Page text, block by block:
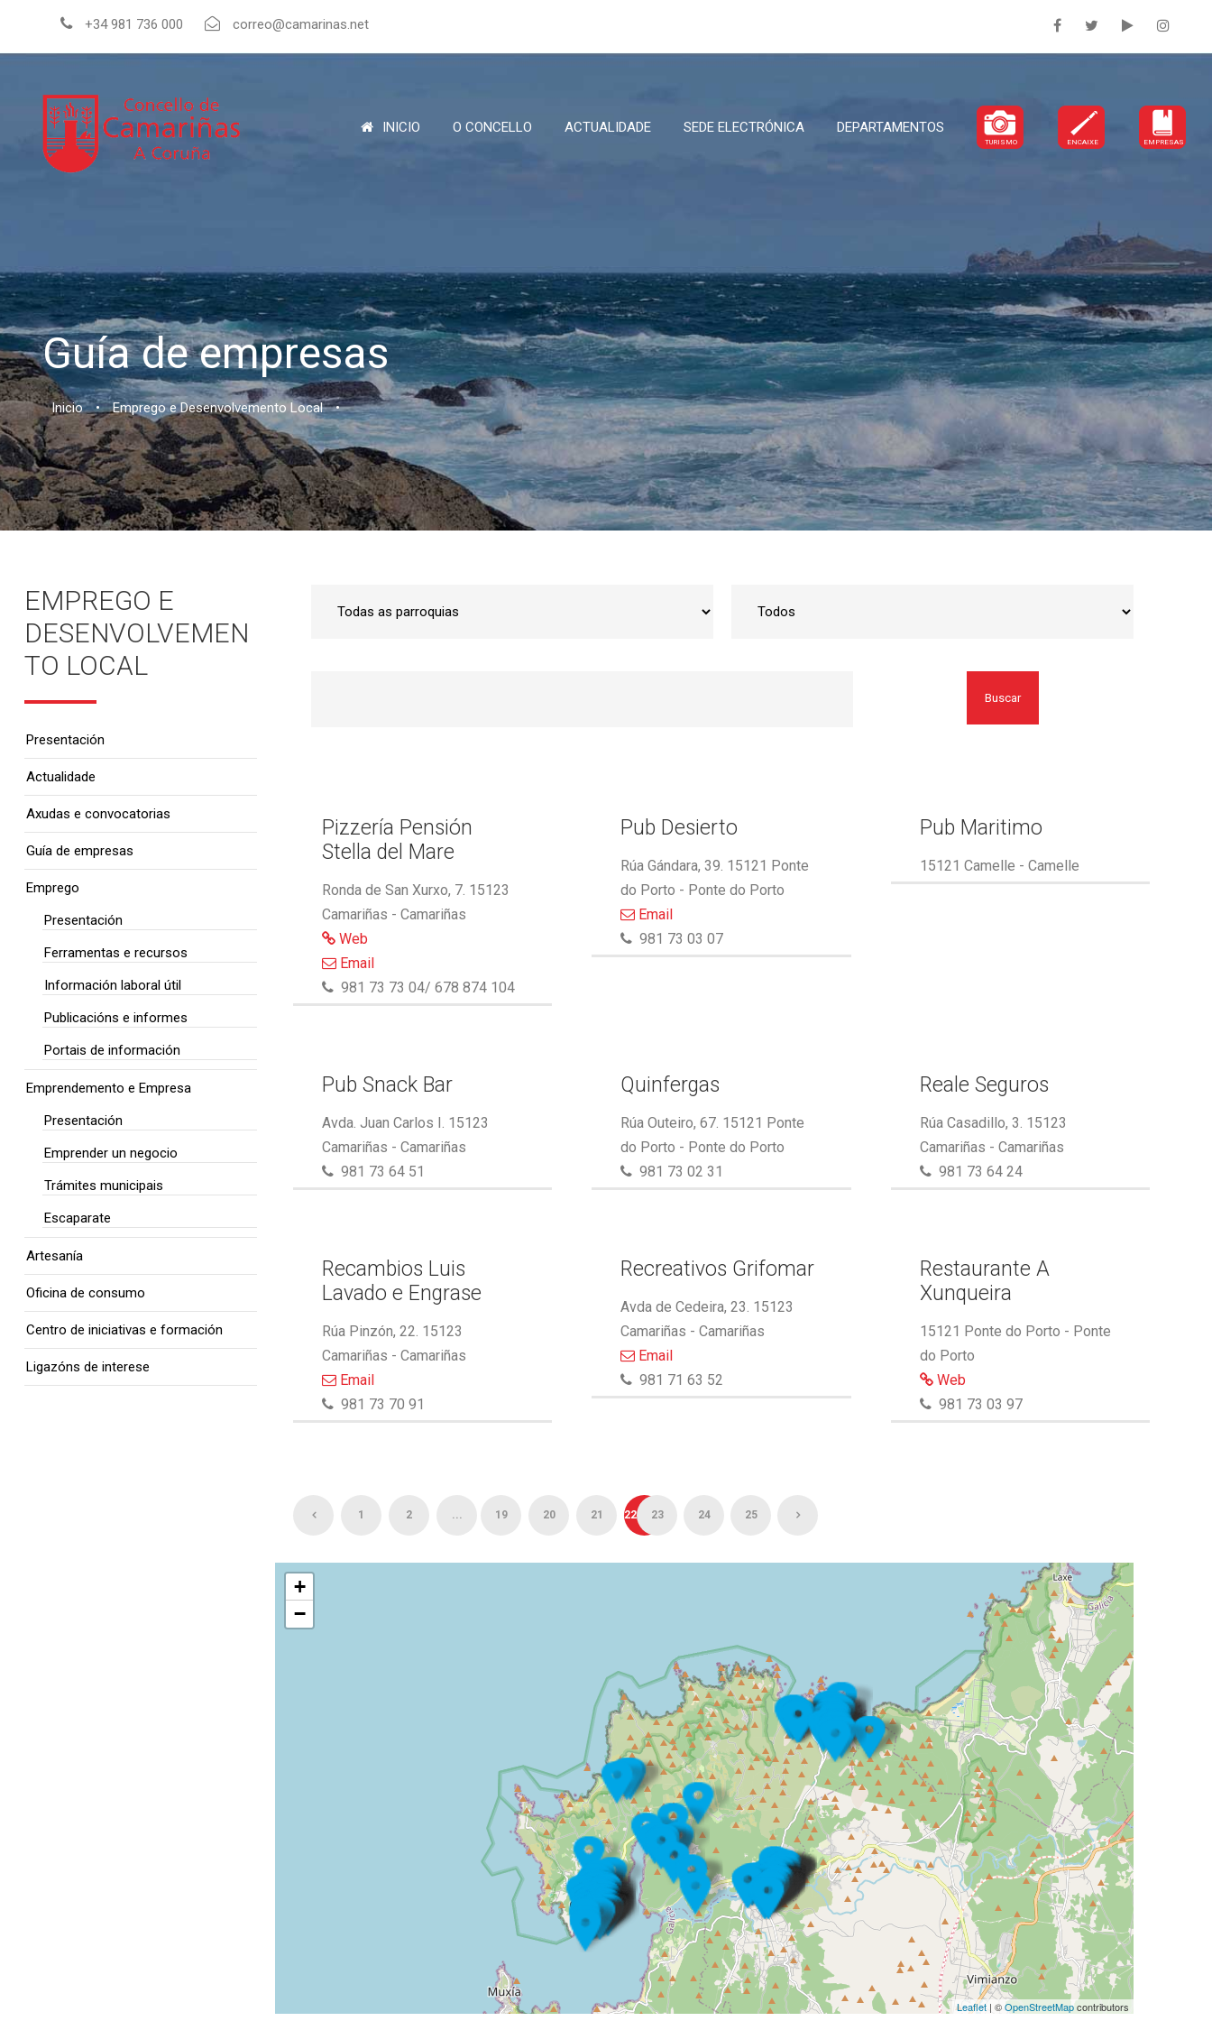
+34 981 736 000 correo@camarinas.net
INICIO O CONCELLO ACTUALIDADE SEDE ELECTRÓNICA DEPARTAMENTOS
TURISMO ENCAIXE EMPRESAS
Guía de empresas
Inicio • Emprego e Desenvolvemento Local •
Buscar
Pizzería Pensión
Stella del Mare
Ronda de San Xurxo, 7. 15123
Camariñas - Camariñas
Web
Email
981 73 73 04/ 678 874 104
Pub Desierto
Rúa Gándara, 39. 15121 Ponte
do Porto - Ponte do Porto
Email
981 73 03 07
Pub Maritimo
15121 Camelle - Camelle
Pub Snack Bar
Avda. Juan Carlos I. 15123
Camariñas - Camariñas
981 73 64 51
Quinfergas
Rúa Outeiro, 67. 15121 Ponte
do Porto - Ponte do Porto
981 73 02 31
Reale Seguros
Rúa Casadillo, 3. 15123
Camariñas - Camariñas
981 73 64 24
Recambios Luis
Lavado e Engrase
Rúa Pinzón, 22. 15123
Camariñas - Camariñas
Email
981 73 70 91
Recreativos Grifomar
Avda de Cedeira, 23. 15123
Camariñas - Camariñas
Email
981 71 63 52
Restaurante A
Xunqueira
15121 Ponte do Porto - Ponte
do Porto
Web
981 73 03 97
1 2 ... 19 20 21 22 23 24 25
+
−
Leaflet | ©OpenStreetMapcontributors
EMPREGO E
DESENVOLVEMEN
TO LOCAL
Presentación
Actualidade
Axudas e convocatorias
Guía de empresas
Emprego
Presentación
Ferramentas e recursos
Información laboral útil
Publicacións e informes
Portais de información
Emprendemento e Empresa
Presentación
Emprender un negocio
Trámites municipais
Escaparate
Artesanía
Oficina de consumo
Centro de iniciativas e formación
Ligazóns de interese